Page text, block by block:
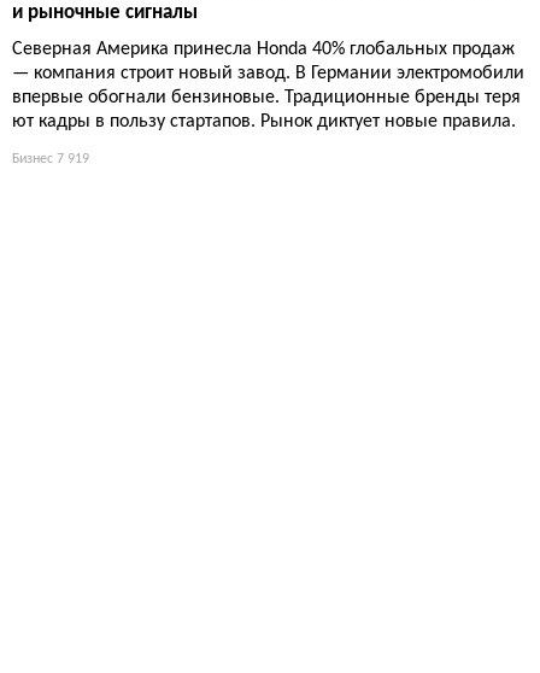
и рыночные сигналы
Северная Америка принесла Honda 40% глобальных продаж
— компания строит новый завод. В Германии электромобили
впервые обогнали бензиновые. Традиционные бренды теря
ют кадры в пользу стартапов. Рынок диктует новые правила.
Бизнес 7 919